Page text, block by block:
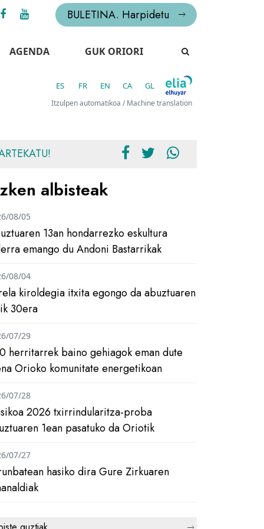
BULETINA. Harpidetu
AGENDA GUK ORIORI
ES FR EN CA GL
Itzulpen automatikoa / Machine translation
albisteak
13an hondarrezko eskultura
emango du Andoni Bastarrikak
08/05
kiroldegia itxita egongo da abuztuaren
30era
08/04
herritarrek baino gehiagok eman dute
Orioko komunitate energetikoan
07/29
2026 txirrindularitza-proba
1ean pasatuko da Oriotik
07/28
hasiko dira Gure Zirkuaren
07/27